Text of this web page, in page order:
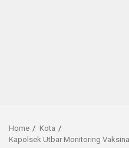
Home
Kota
Kapolsek Utbar Monitoring